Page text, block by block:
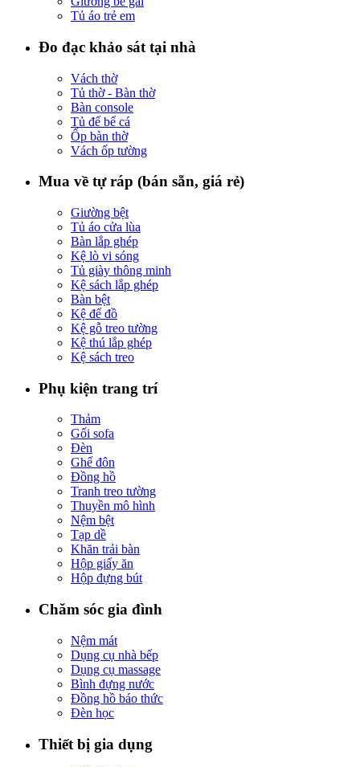
Tủ áo trẻ em
Đo đạc khảo sát tại nhà
Vách thờ
Tủ thờ - Bàn thờ
Bàn console
Tủ để bể cá
Ốp bàn thờ
Vách ốp tường
Mua về tự ráp (bán sẵn, giá rẻ)
Giường bệt
Tủ áo cửa lùa
Bàn lắp ghép
Kệ lò vi sóng
Tủ giày thông minh
Kệ sách lắp ghép
Bàn bệt
Kệ để đồ
Kệ gỗ treo tường
Kệ thú lắp ghép
Kệ sách treo
Phụ kiện trang trí
Thảm
Gối sofa
Đèn
Ghế đôn
Đồng hồ
Tranh treo tường
Thuyền mô hình
Nệm bệt
Tạp dề
Khăn trải bàn
Hộp giấy ăn
Hộp đựng bút
Chăm sóc gia đình
Nệm mát
Dụng cụ nhà bếp
Dụng cụ massage
Bình đựng nước
Đồng hồ báo thức
Đèn học
Thiết bị gia dụng